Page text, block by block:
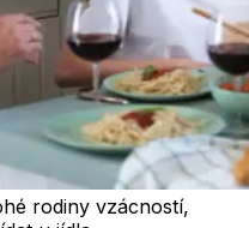
rodiny vzácností,